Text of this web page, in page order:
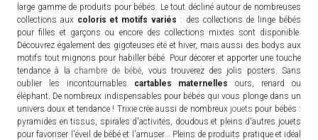
large gamme de produits pour bébés. Le tout décliné autour de nombreuses
collections aux coloris et motifs variés : des collections de linge bébés
pour filles et garçons ou encore des collections mixtes sont disponible.
Découvrez également des gigoteuses été et hiver, mais aussi des bodys aux
motifs tout mignons pour habiller bébé. Pour décorer et apporter une touche
tendance à la chambre de bébé , vous trouverez des jolis posters. Sans
oublier les incontournables
cartables maternelles
ours, renard ou
éléphant. De nombreux indispensables pour bébés qui vous plonge dans un
univers doux et tendance ! Trixie crée aussi de nombreux jouets pour bébés :
pyramides en tissus, spirales d'activités, doudous et pleins d'autres jouets
pour favoriser l'éveil de bébé et l'amuser... Pleins de produits pratique et idéal